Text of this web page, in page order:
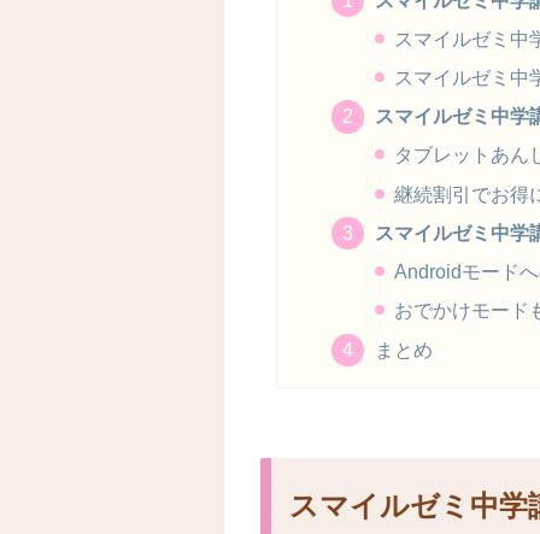
スマイルゼミ中
スマイルゼミ中
スマイルゼミ中学
タブレットあん
継続割引でお得
スマイルゼミ中
Androidモード
おでかけモード
まとめ
スマイルゼミ中学